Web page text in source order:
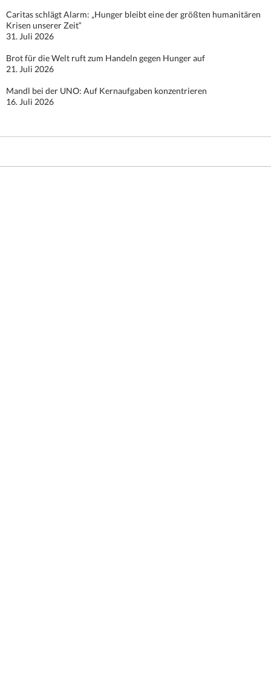
Caritas schlägt Alarm: „Hunger bleibt eine der größten humanitären
Krisen unserer Zeit“
31. Juli 2026
Brot für die Welt ruft zum Handeln gegen Hunger auf
21. Juli 2026
Mandl bei der UNO: Auf Kernaufgaben konzentrieren
16. Juli 2026